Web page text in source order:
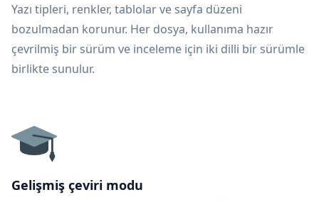
Yazı tipleri, renkler, tablolar ve sayfa düzeni
bozulmadan korunur. Her dosya, kullanıma hazır
çevrilmiş bir sürüm ve inceleme için iki dilli bir sürümle
birlikte sunulur.
Gelişmiş çeviri modu